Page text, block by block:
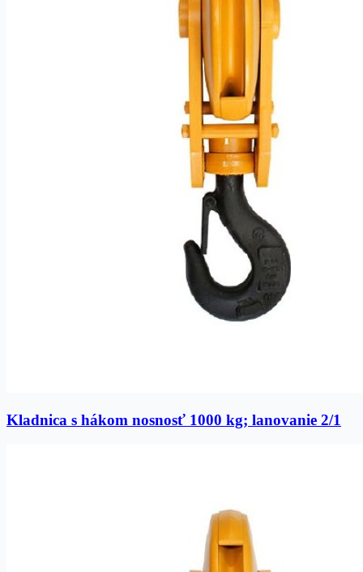
Kladnica s hákom nosnosť 1000 kg; lanovanie 2/1